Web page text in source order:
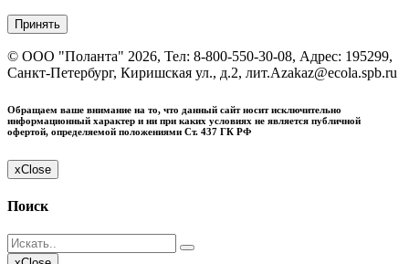
Принять
© ООО "Поланта" 2026, Тел: 8-800-550-30-08, Адрес: 195299,
Санкт-Петербург, Киришская ул., д.2, лит.Аzakaz@ecola.spb.ru
Обращаем ваше внимание на то, что данный сайт носит исключительно
информационный характер и ни при каких условиях не является публичной
офертой, определяемой положениями Ст. 437 ГК РФ
xClose
Поиск